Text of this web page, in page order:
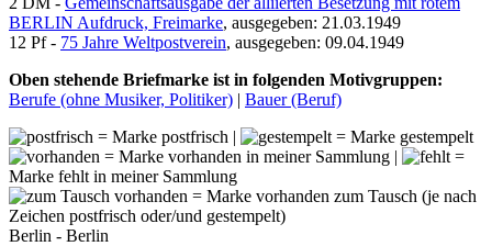
BERLIN Aufdruck, Freimarke, ausgegeben: 21.03.1949
12 Pf - 75 Jahre Weltpostverein, ausgegeben: 09.04.1949
Oben stehende Briefmarke ist in folgenden Motivgruppen:
Berufe (ohne Musiker, Politiker) | Bauer (Beruf)
= Marke postfrisch |
= Marke gestempelt
= Marke vorhanden in meiner Sammlung |
=
Marke fehlt in meiner Sammlung
= Marke vorhanden zum Tausch (je nach
Zeichen postfrisch oder/und gestempelt)
Berlin - Berlin